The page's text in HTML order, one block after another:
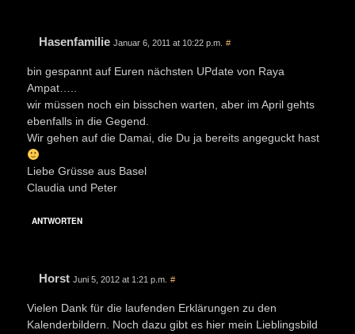
Hasenfamilie Januar 6, 2011 at 10:22 p.m. #
bin gespannt auf Euren nächsten UPdate von Raya
Ampat…..
wir müssen noch ein bisschen warten, aber im April gehts
ebenfalls in die Gegend.
Wir gehen auf die Damai, die Du ja bereits angeguckt hast
Liebe Grüsse aus Basel
Claudia und Peter
ANTWORTEN
Horst Juni 5, 2012 at 1:21 p.m. #
Vielen Dank für die laufenden Erklärungen zu den
Kalenderbildern. Noch dazu gibt es hier mein Lieblingsbild